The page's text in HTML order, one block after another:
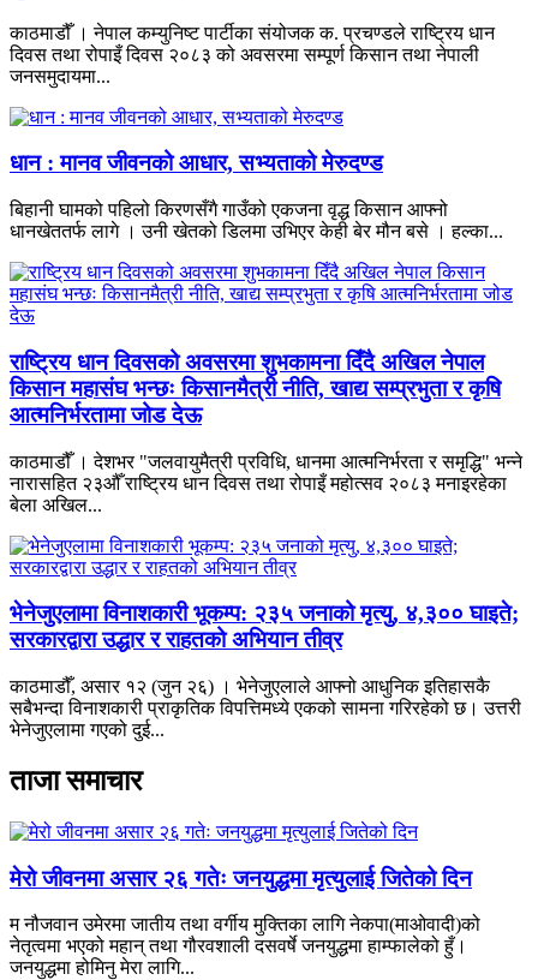
काठमाडौँ । नेपाल कम्युनिष्ट पार्टीका संयोजक क. प्रचण्डले राष्ट्रिय धान
दिवस तथा रोपाइँ दिवस २०८३ को अवसरमा सम्पूर्ण किसान तथा नेपाली
जनसमुदायमा...
धान : मानव जीवनको आधार, सभ्यताको मेरुदण्ड
बिहानी घामको पहिलो किरणसँगै गाउँको एकजना वृद्ध किसान आफ्नो
धानखेततर्फ लागे । उनी खेतको डिलमा उभिएर केही बेर मौन बसे । हल्का...
राष्ट्रिय धान दिवसको अवसरमा शुभकामना दिँदै अखिल नेपाल
किसान महासंघ भन्छः किसानमैत्री नीति, खाद्य सम्प्रभुता र कृषि
आत्मनिर्भरतामा जोड देऊ
काठमाडौँ । देशभर "जलवायुमैत्री प्रविधि, धानमा आत्मनिर्भरता र समृद्धि" भन्ने
नारासहित २३औँ राष्ट्रिय धान दिवस तथा रोपाइँ महोत्सव २०८३ मनाइरहेका
बेला अखिल...
भेनेजुएलामा विनाशकारी भूकम्प: २३५ जनाको मृत्यु, ४,३०० घाइते;
सरकारद्वारा उद्धार र राहतको अभियान तीव्र
काठमाडौँ, असार १२ (जुन २६) । भेनेजुएलाले आफ्नो आधुनिक इतिहासकै
सबैभन्दा विनाशकारी प्राकृतिक विपत्तिमध्ये एकको सामना गरिरहेको छ। उत्तरी
भेनेजुएलामा गएको दुई...
ताजा समाचार
मेरो जीवनमा असार २६ गतेः जनयुद्धमा मृत्युलाई जितेको दिन
म नौजवान उमेरमा जातीय तथा वर्गीय मुक्तिका लागि नेकपा(माओवादी)को
नेतृत्वमा भएको महान् तथा गौरवशाली दसवर्षे जनयुद्धमा हाम्फालेको हुँ।
जनयुद्धमा होमिनु मेरा लागि...